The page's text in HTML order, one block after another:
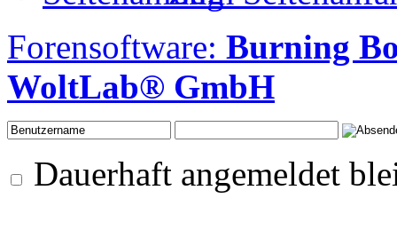
Forensoftware: Burning
WoltLab® GmbH
Dauerhaft angemeldet